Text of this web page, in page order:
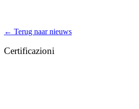
← Terug naar nieuws
Certificazioni